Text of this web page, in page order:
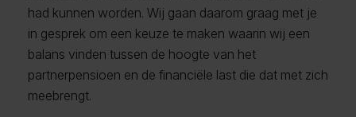
had kunnen worden. Wij gaan daarom graag met je
in gesprek om een keuze te maken waarin wij een
balans vinden tussen de hoogte van het
partnerpensioen en de financiële last die dat met zich
meebrengt.